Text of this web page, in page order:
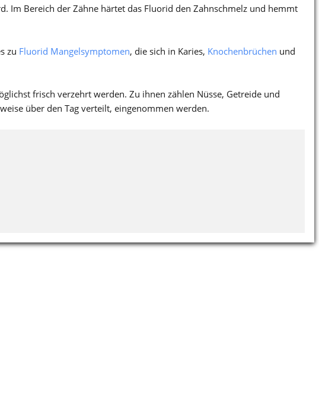
Im Bereich der Zähne härtet das Fluorid den Zahnschmelz und hemmt
zu Fluorid Mangelsymptomen, die sich in Karies, Knochenbrüchen und
frisch verzehrt werden. Zu ihnen zählen Nüsse, Getreide und
über den Tag verteilt, eingenommen werden.